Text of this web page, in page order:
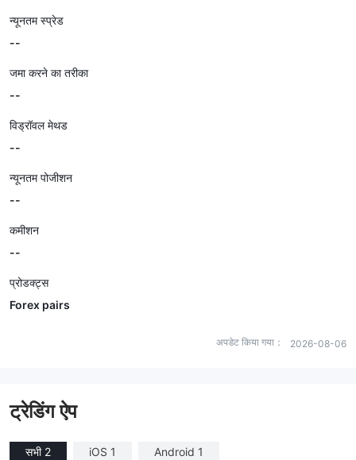
न्यूनतम स्प्रेड
--
जमा करने का तरीका
--
विड्रॉवल मेथड
--
न्यूनतम पोजीशन
--
कमीशन
--
प्रोडक्ट्स
Forex pairs
अपडेट किया गया： 2026-08-06
ट्रेडिंग ऐप
सभी 2 iOS 1 Android 1